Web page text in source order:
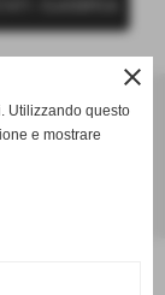
close
Utilizzando questo
e mostrare